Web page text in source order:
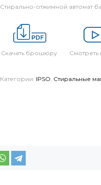
Стирально-отжимной автомат
Скачать брошюру Смотреть
Категории: IPSO, Стиральные